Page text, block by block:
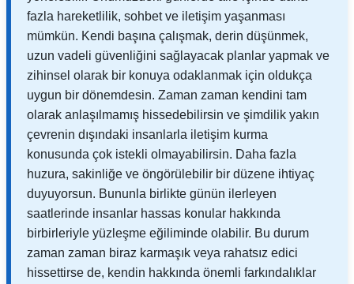
fazla hareketlilik, sohbet ve iletişim yaşanması
mümkün. Kendi başına çalışmak, derin düşünmek,
uzun vadeli güvenliğini sağlayacak planlar yapmak ve
zihinsel olarak bir konuya odaklanmak için oldukça
uygun bir dönemdesin. Zaman zaman kendini tam
olarak anlaşılmamış hissedebilirsin ve şimdilik yakın
çevrenin dışındaki insanlarla iletişim kurma
konusunda çok istekli olmayabilirsin. Daha fazla
huzura, sakinliğe ve öngörülebilir bir düzene ihtiyaç
duyuyorsun. Bununla birlikte günün ilerleyen
saatlerinde insanlar hassas konular hakkında
birbirleriyle yüzleşme eğiliminde olabilir. Bu durum
zaman zaman biraz karmaşık veya rahatsız edici
hissettirse de, kendin hakkında önemli farkındalıklar